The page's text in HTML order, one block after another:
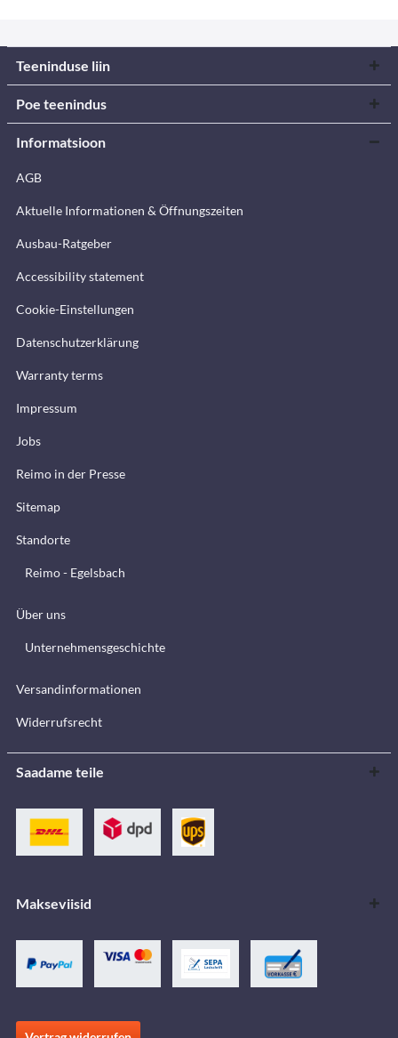
Teeninduse liin
Poe teenindus
Informatsioon
AGB
Aktuelle Informationen & Öffnungszeiten
Ausbau-Ratgeber
Accessibility statement
Cookie-Einstellungen
Datenschutzerklärung
Warranty terms
Impressum
Jobs
Reimo in der Presse
Sitemap
Standorte
Reimo - Egelsbach
Über uns
Unternehmensgeschichte
Versandinformationen
Widerrufsrecht
Saadame teile
Makseviisid